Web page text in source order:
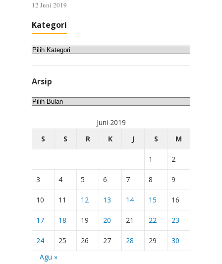
12 Juni 2019
Kategori
Kategori
Arsip
Arsip
Juni 2019
S
S R K J S M
1 2
3 4 5 6 7 8 9
10 11 12 13 14 15 16
17 18 19 20 21 22 23
24 25 26 27 28 29
30
Agu »